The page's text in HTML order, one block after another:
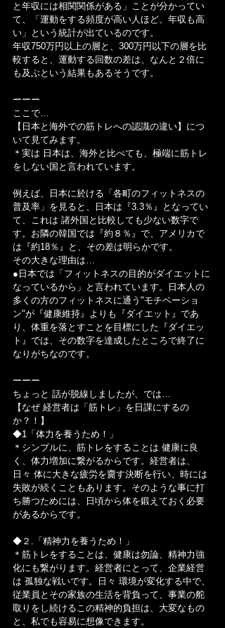
と年収には相関関係がある」ことが分かってい
て、「運動をする頻度が高い人ほど、年収も高
い」という統計が出ているのです。
年収750万円以上の層と、300万円以下の層を比
較すると、運動する回数の差は、なんと２倍に
も及ぶという結果もあるそうです。
ーーー
ここで…
【日本と海外での筋トレへの認識の違い】につ
いて見てみます。
＊実は 日本は、海外と比べても、極端に筋トレ
をしない国と言われています。
例えば、日本に於ける「各町のフィットネスの
普及率」を見ると、日本は『3.3％』となってい
て、これは 諸外国と比較しても少ない数字で
す。お隣の韓国では『約８％』で、アメリカで
は『約18％』と、その差は明らかです。
その大きな理由は…
●日本では「フィットネスの目的がダイエットに
なっているから」と言われています。日本人の
多くの方のフィットネスに通う"モチベーショ
ン"が『健康維持』よりも『ダイエット』であ
り、体重を落とすことを目標にした『ダイエッ
ト』では、その数字を達成したところで終了に
なりがちなのです。
ーーー
ちょっと 話が脱線しましたが、では…
【なぜ 経営者は「筋トレ」を日課にするの
か？！】
◆1「体力を養うため！」
＊シンプルに、筋トレをすることは 健康に良
く、体力増加に繋がるからです。経営者は、
日々 体に大きな疲労を齎す決断を行い、時には
失敗が続くこともあります。そのような事に打
ち勝つためには、日頃から体を鍛えておく必要
があるからです。
◆２.「精神力を養うため！」
＊筋トレをすることは、健康は勿論、精神力強
化にも繋がります。経営者にとって、企業経営
は 孤独な戦いです。日々 環境が変化する中で、
従業員とその家族の生活を背負って、事業の舵
取りをし続けるこの精神的負担は、大変なもの
と、私でも容易に想像できます。